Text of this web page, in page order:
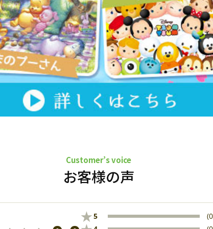
Customer’s voice
お客様の声
★5